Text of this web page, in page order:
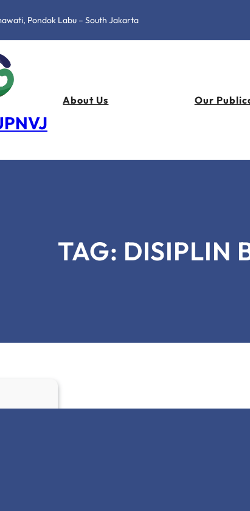
Pondok Labu – South Jakarta
About Us Our
TAG: DISIPLIN